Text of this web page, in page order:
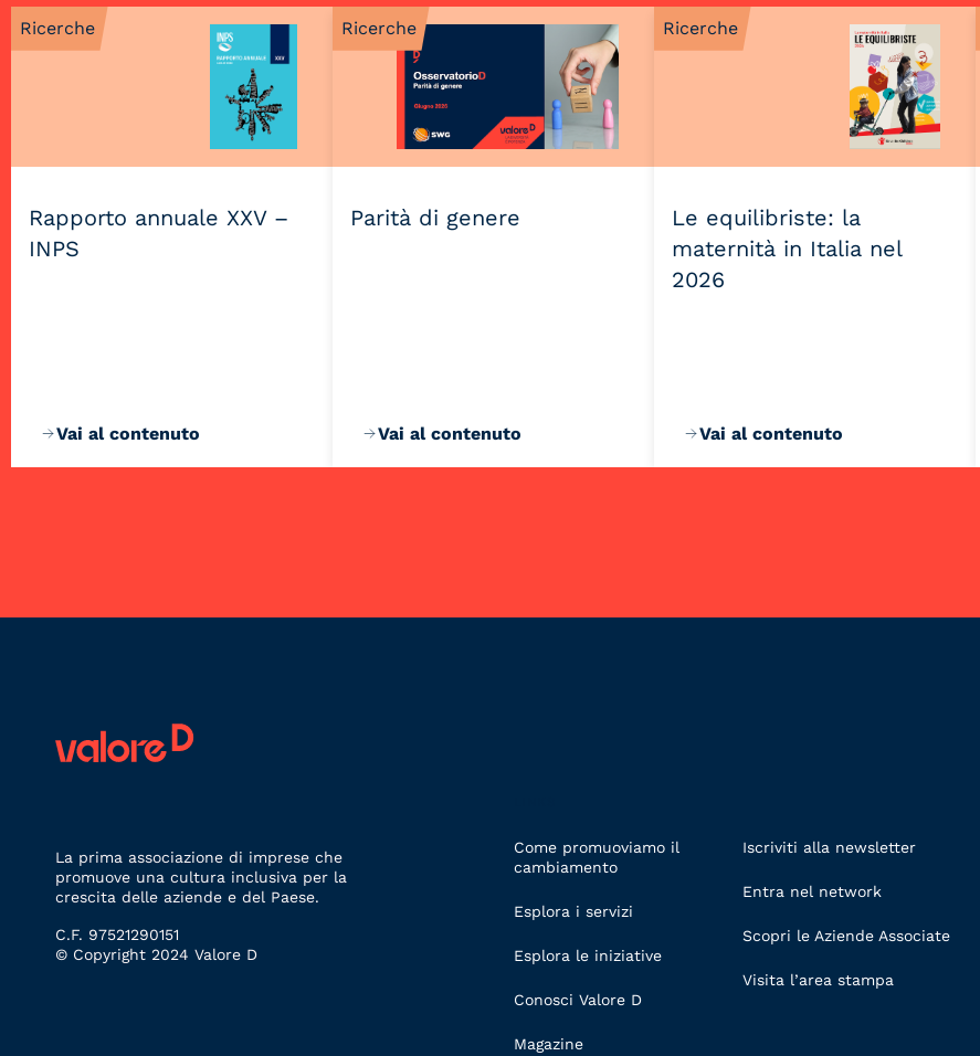
Ricerche
Rapporto annuale XXV –
INPS
Vai al contenuto
Ricerche
Parità di genere
Vai al contenuto
Ricerche
Le equilibriste: la
maternità in Italia nel
2026
Vai al contenuto
La prima associazione di imprese che
promuove una cultura inclusiva per la
crescita delle aziende e del Paese.
C.F. 97521290151
© Copyright 2024 Valore D
Come promuoviamo il
cambiamento
Esplora i servizi
Esplora le iniziative
Conosci Valore D
Magazine
Iscriviti alla newsletter
Entra nel network
Scopri le Aziende Associate
Visita l’area stampa